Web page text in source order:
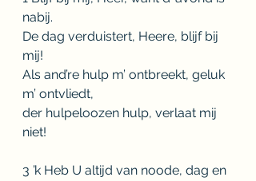
nabij.
De dag verduistert, Heere, blijf bij
mij!
Als and’re hulp m’ ontbreekt, geluk
m’ ontvliedt,
der hulpeloozen hulp, verlaat mij
niet!
3 ’k Heb U altijd van noode, dag en